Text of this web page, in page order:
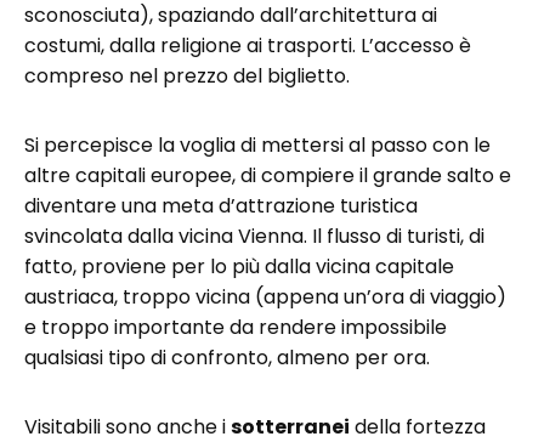
sconosciuta), spaziando dall’architettura ai
costumi, dalla religione ai trasporti. L’accesso è
compreso nel prezzo del biglietto.
Si percepisce la voglia di mettersi al passo con le
altre capitali europee, di compiere il grande salto e
diventare una meta d’attrazione turistica
svincolata dalla vicina Vienna. Il flusso di turisti, di
fatto, proviene per lo più dalla vicina capitale
austriaca, troppo vicina (appena un’ora di viaggio)
e troppo importante da rendere impossibile
qualsiasi tipo di confronto, almeno per ora.
Visitabili sono anche isotterranei della fortezza